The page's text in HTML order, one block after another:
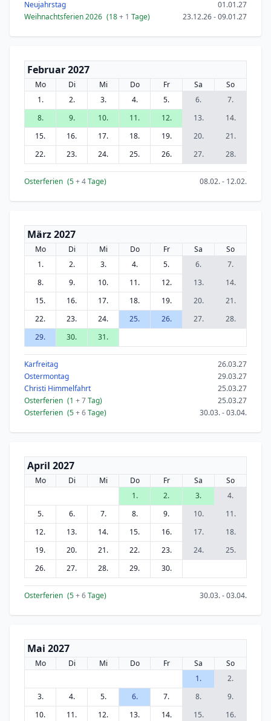
Neujahrstag
01.01.27
Weihnachtsferien 2026 (18+ 1 Tage) 23.12.26 - 09.01.27
Februar 2027
Mo Di Mi Do Fr Sa
So
1.
2. 3. 4. 5. 6.
7.
8.
9. 10. 11. 12. 13.
14.
15.
16. 17. 18. 19. 20.
21.
22.
23. 24. 25. 26. 27. 28.
Osterferien (5+ 4Tage) 08.02. - 12.02.
März 2027
Mo Di Mi Do Fr Sa
So
1.
2. 3. 4. 5. 6.
7.
8.
9. 10. 11. 12. 13.
14.
15.
16. 17. 18. 19. 20.
21.
22.
23. 24. 25. 26. 27.
28.
29.
30. 31.
Karfreitag
26.03.27
Ostermontag
29.03.27
Christi Himmelfahrt
25.03.27
Osterferien (1 + 7Tag)
25.03.27
Osterferien (5+ 6Tage) 30.03. - 03.04.
April 2027
Mo Di Mi Do Fr Sa
So
1.
2. 3.
4.
5.
6. 7. 8. 9. 10.
11.
12.
13. 14. 15. 16. 17.
18.
19.
20. 21. 22. 23. 24.
25.
26.
27. 28. 29. 30.
Osterferien (5+ 6Tage) 30.03. - 03.04.
Mai 2027
Mo Di Mi Do Fr Sa
So
1.
2.
3.
4. 5. 6. 7. 8.
9.
10.
11. 12. 13. 14. 15.
16.